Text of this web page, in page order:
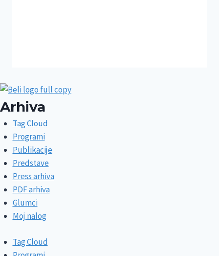
Arhiva
Tag Cloud
Programi
Publikacije
Predstave
Press arhiva
PDF arhiva
Glumci
Moj nalog
Tag Cloud